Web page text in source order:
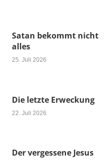
Satan bekommt nicht
alles
25. Juli 2026
Die letzte Erweckung
22. Juli 2026
Der vergessene Jesus